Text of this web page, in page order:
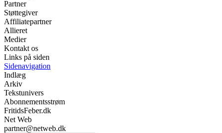
Partner
Støttegiver
Affiliatepartner
Allieret
Medier
Kontakt os
Links på siden
Sidenavigation
Indlæg
Arkiv
Tekstunivers
Abonnementsstrøm
FritidsFeber.dk
Net Web
partner@netweb.dk